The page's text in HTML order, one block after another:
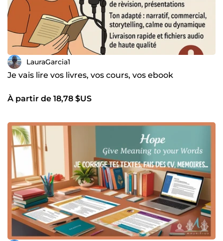
LauraGarcia1
Je vais lire vos livres, vos cours, vos ebook
À partir de 18,78 $US